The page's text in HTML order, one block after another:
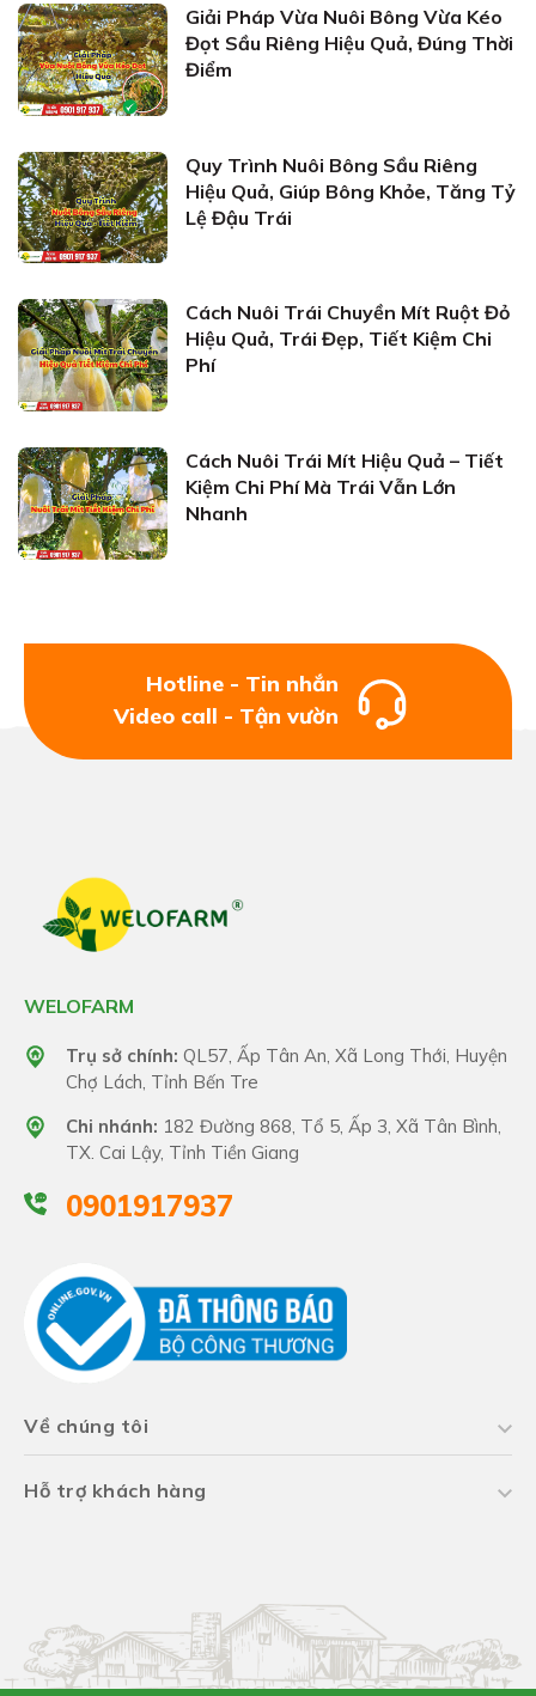
Giải Pháp Vừa Nuôi Bông Vừa Kéo
Đọt Sầu Riêng Hiệu Quả, Đúng Thời
Điểm
Quy Trình Nuôi Bông Sầu Riêng
Hiệu Quả, Giúp Bông Khỏe, Tăng Tỷ
Lệ Đậu Trái
Cách Nuôi Trái Chuyền Mít Ruột Đỏ
Hiệu Quả, Trái Đẹp, Tiết Kiệm Chi
Phí
Cách Nuôi Trái Mít Hiệu Quả – Tiết
Kiệm Chi Phí Mà Trái Vẫn Lớn
Nhanh
Hotline - Tin nhắn
Video call - Tận vườn
WELOFARM
Trụ sở chính: QL57, Ấp Tân An, Xã Long Thới, Huyện
Chợ Lách, Tỉnh Bến Tre
Chi nhánh: 182 Đường 868, Tổ 5, Ấp 3, Xã Tân Bình,
TX. Cai Lậy, Tỉnh Tiền Giang
0901917937
Về chúng tôi
Hỗ trợ khách hàng